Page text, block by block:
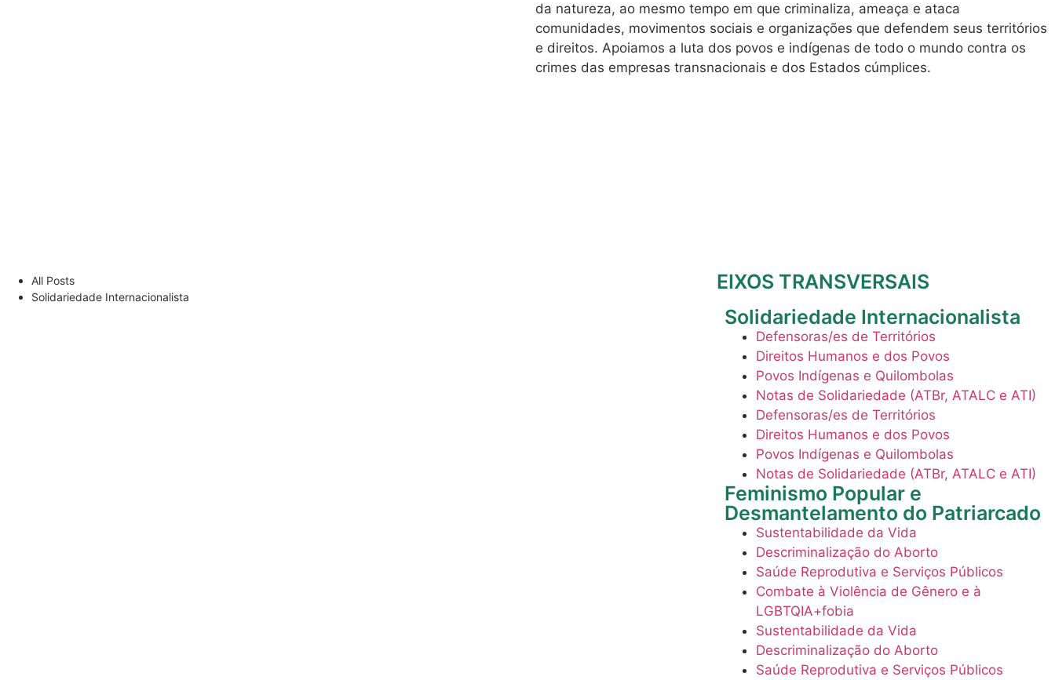
da natureza, ao mesmo tempo em que criminaliza, ameaça e ataca
comunidades, movimentos sociais e organizações que defendem seus territórios
e direitos. Apoiamos a luta dos povos e indígenas de todo o mundo contra os
crimes das empresas transnacionais e dos Estados cúmplices.
All Posts
Solidariedade Internacionalista
EIXOS TRANSVERSAIS
Solidariedade Internacionalista
Defensoras/es de Territórios
Direitos Humanos e dos Povos
Povos Indígenas e Quilombolas
Notas de Solidariedade (ATBr, ATALC e ATI)
Defensoras/es de Territórios
Direitos Humanos e dos Povos
Povos Indígenas e Quilombolas
Notas de Solidariedade (ATBr, ATALC e ATI)
Feminismo Popular e
Desmantelamento do Patriarcado
Sustentabilidade da Vida
Descriminalização do Aborto
Saúde Reprodutiva e Serviços Públicos
Combate à Violência de Gênero e à
LGBTQIA+fobia
Sustentabilidade da Vida
Descriminalização do Aborto
Saúde Reprodutiva e Serviços Públicos